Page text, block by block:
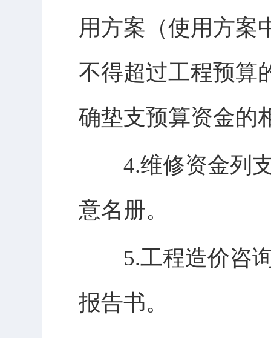
用方案（使用方案
不得超过工程预算
确垫支预算资金的
4.维修资金列支
意名册。
5.工程造价咨询
报告书。